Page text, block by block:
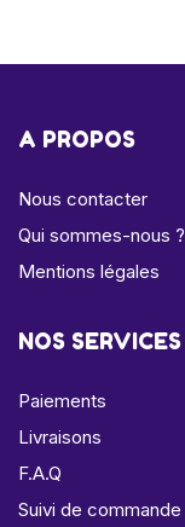
A PROPOS
Nous contacter
Qui sommes-nous ?
Mentions légales
NOS SERVICES
Paiements
Livraisons
F.A.Q
Suivi de commande